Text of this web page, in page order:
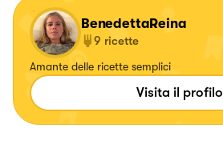
BenedettaReina
9 ricette
Amante delle ricette semplici
Visita il profilo